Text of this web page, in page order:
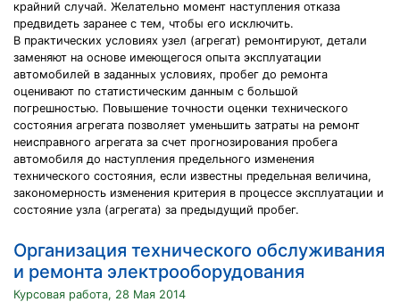
крайний случай. Желательно момент наступления отказа
предвидеть заранее с тем, чтобы его исключить.
В практических условиях узел (агрегат) ремонтируют, детали
заменяют на основе имеющегося опыта эксплуатации
автомобилей в заданных условиях, пробег до ремонта
оценивают по статистическим данным с большой
погрешностью. Повышение точности оценки технического
состояния агрегата позволяет уменьшить затраты на ремонт
неисправного агрегата за счет прогнозирования пробега
автомобиля до наступления предельного изменения
технического состояния, если известны предельная величина,
закономерность изменения критерия в процессе эксплуатации и
состояние узла (агрегата) за предыдущий пробег.
Организация технического обслуживания
и ремонта электрооборудования
Курсовая работа, 28 Мая 2014